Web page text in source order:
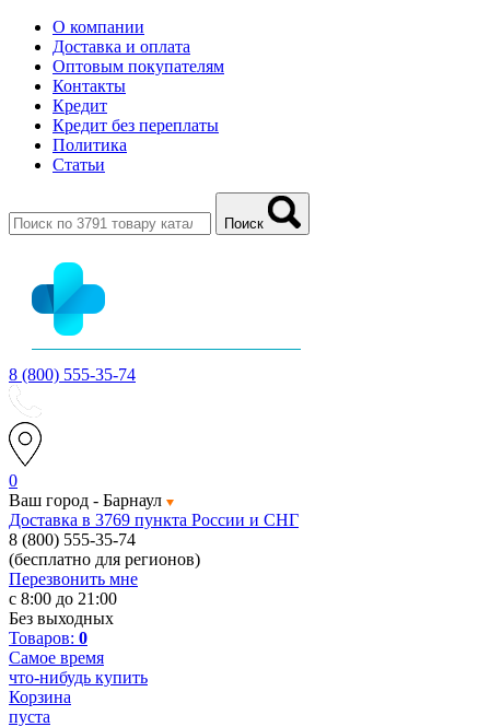
О компании
Доставка и оплата
Оптовым покупателям
Контакты
Кредит
Кредит без переплаты
Политика
Статьи
Поиск
8 (800) 555-35-74
0
Ваш город - Барнаул
Доставка в 3769 пункта России и СНГ
8 (800) 555-35-74
(бесплатно для регионов)
Перезвонить мне
с 8:00 до 21:00
Без выходных
Товаров: 0
Самое время
что-нибудь купить
Корзина
пуста